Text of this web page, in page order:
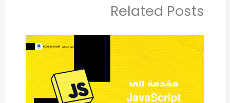
Related Posts